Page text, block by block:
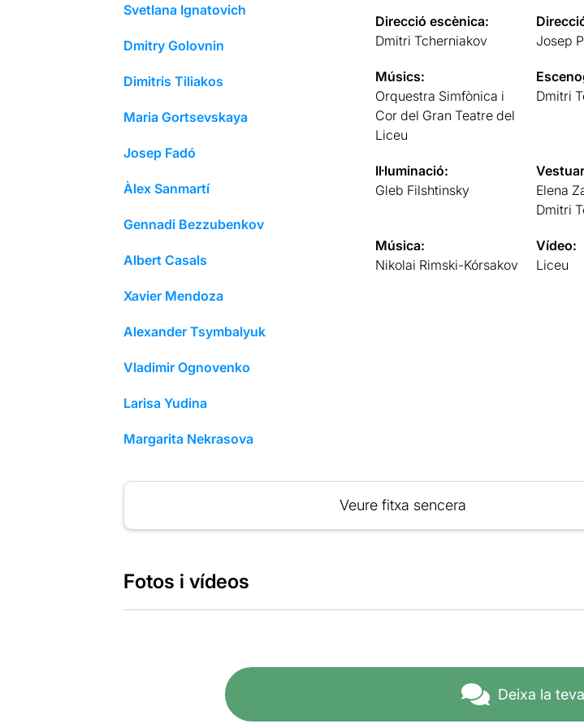
Svetlana Ignatovich
Dmitry Golovnin
Dimitris Tiliakos
Maria Gortsevskaya
Josep Fadó
Àlex Sanmartí
Gennadi Bezzubenkov
Albert Casals
Xavier Mendoza
Alexander Tsymbalyuk
Vladimir Ognovenko
Larisa Yudina
Margarita Nekrasova
Direcció escènica:
Dmitri Tcherniakov
Josep
Músics:
Orquestra Simfònica i
Cor del Gran Teatre del
Liceu
Dmitri
Il·luminació:
Gleb Filshtinsky
Elena
Dmitri
Música:
Nikolai Rimski-Kórsakov
Vídeo:
Liceu
Veure fitxa sencera
Fotos i vídeos
Deixa la